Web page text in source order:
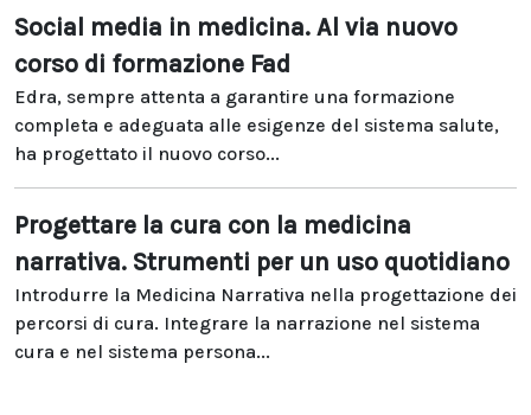
Social media in medicina. Al via nuovo
corso di formazione Fad
Edra, sempre attenta a garantire una formazione
completa e adeguata alle esigenze del sistema salute,
ha progettato il nuovo corso...
Progettare la cura con la medicina
narrativa. Strumenti per un uso quotidiano
Introdurre la Medicina Narrativa nella progettazione dei
percorsi di cura. Integrare la narrazione nel sistema
cura e nel sistema persona...